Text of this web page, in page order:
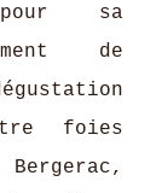
sa
de
foies